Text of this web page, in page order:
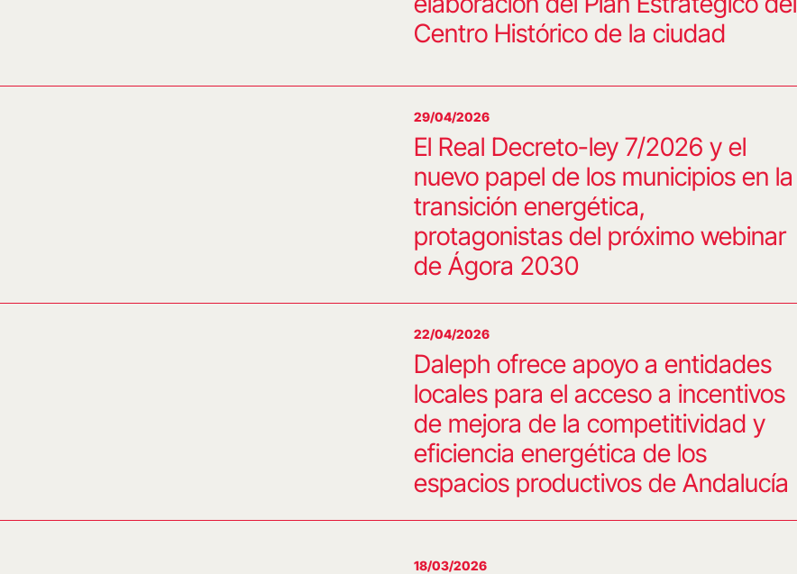
Centro Histórico de la ciudad
29/04/2026
El Real Decreto-ley 7/2026 y el
nuevo papel de los municipios en la
transición energética,
protagonistas del próximo webinar
de Ágora 2030
22/04/2026
Daleph ofrece apoyo a entidades
locales para el acceso a incentivos
de mejora de la competitividad y
eficiencia energética de los
espacios productivos de Andalucía
18/03/2026